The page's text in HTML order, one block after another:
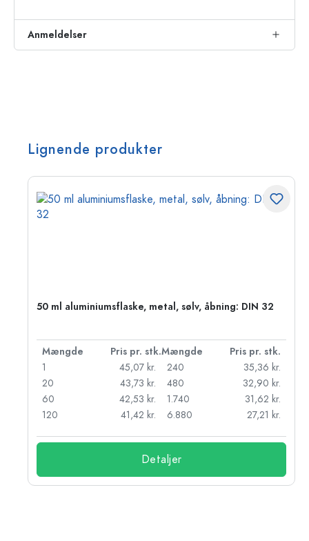
Anmeldelser
Lignende produkter
50 ml aluminiumsflaske, metal, sølv, åbning: DIN 32
Mængde Pris pr. stk.Mængde
Pris pr. stk.
1
45,07 kr.
20
43,73 kr.
60
42,53 kr.
120
41,42 kr.
240
35,36 kr.
480
32,90 kr.
1.740
31,62 kr.
6.880
27,21 kr.
Detaljer